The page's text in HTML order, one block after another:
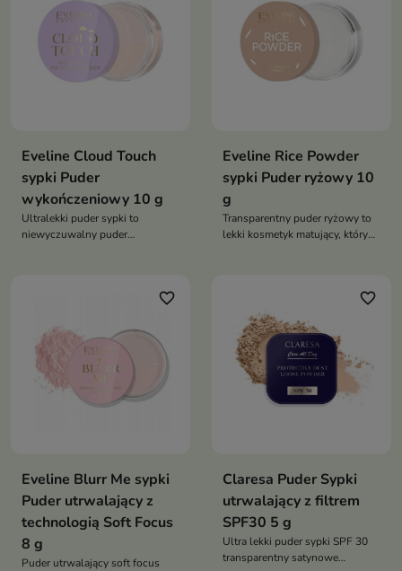
chmurka, skuteczny jak
profesjonalny soft-focus
Eveline Cloud Touch
sypki Puder
wykończeniowy 10 g
Ultralekki puder sypki to
niewyczuwalny puder
Subtelnie matuje, nie obciążając
wykończenie
Eveline Rice Powder
sypki Puder ryżowy 10
g
Transparentny puder ryżowy to
lekki kosmetyk matujący, który
bez obciążenia i komfort przez
cały dzień
favorite_border
Eveline Blurr Me sypki
Puder utrwalający z
technologią Soft Focus
8 g
Puder utrwalający soft focus
favorite_border
Claresa Puder Sypki
utrwalający z filtrem
SPF30 5 g
Ultra lekki puder sypki SPF 30
transparentny satynowe